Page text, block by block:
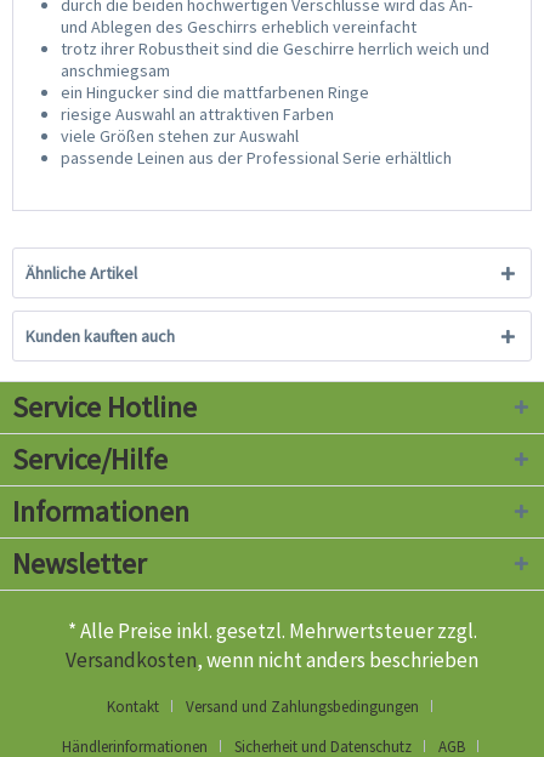
durch die beiden hochwertigen Verschlüsse wird das An-
und Ablegen des Geschirrs erheblich vereinfacht
trotz ihrer Robustheit sind die Geschirre herrlich weich und
anschmiegsam
ein Hingucker sind die mattfarbenen Ringe
riesige Auswahl an attraktiven Farben
viele Größen stehen zur Auswahl
passende Leinen aus der Professional Serie erhältlich
Ähnliche Artikel
Kunden kauften auch
Service Hotline
Service/Hilfe
Informationen
Newsletter
* Alle Preise inkl. gesetzl. Mehrwertsteuer zzgl.
Versandkosten, wenn nicht anders beschrieben
Kontakt
Versand und Zahlungsbedingungen
Händlerinformationen
Sicherheit und Datenschutz
AGB